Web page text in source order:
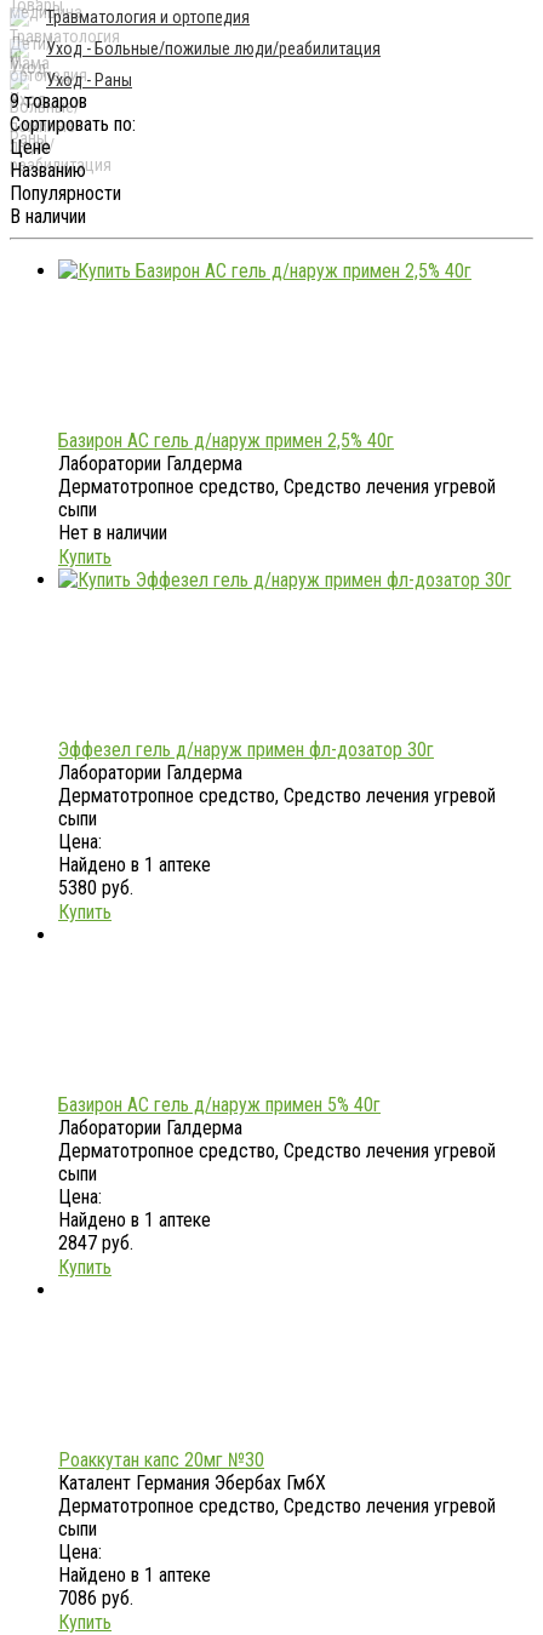
Травматология и ортопедия
Уход - Больные/пожилые люди/реабилитация
Уход - Раны
9 товаров
Сортировать по:
Цене
Названию
Популярности
В наличии
Базирон АС гель д/наруж примен 2,5% 40г
Лаборатории Галдерма
Дерматотропное средство, Средство лечения угревой
сыпи
Нет в наличии
Купить
Эффезел гель д/наруж примен фл-дозатор 30г
Лаборатории Галдерма
Дерматотропное средство, Средство лечения угревой
сыпи
Цена:
Найдено в 1 аптеке
5380 руб.
Купить
Базирон АС гель д/наруж примен 5% 40г
Лаборатории Галдерма
Дерматотропное средство, Средство лечения угревой
сыпи
Цена:
Найдено в 1 аптеке
2847 руб.
Купить
Роаккутан капс 20мг №30
Каталент Германия Эбербах ГмбХ
Дерматотропное средство, Средство лечения угревой
сыпи
Цена:
Найдено в 1 аптеке
7086 руб.
Купить